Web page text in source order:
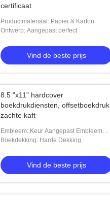
certificaat
Productmateriaal: Papier & Karton
Ontwerp: Aangepast perfect
Vind de beste prijs
8.5 "x11" hardcover
boekdrukdiensten, offsetboekdruk
zachte kaft
Embleem: Keur Aangepast Embleem
goed
Boekdekking: Harde Dekking
Vind de beste prijs